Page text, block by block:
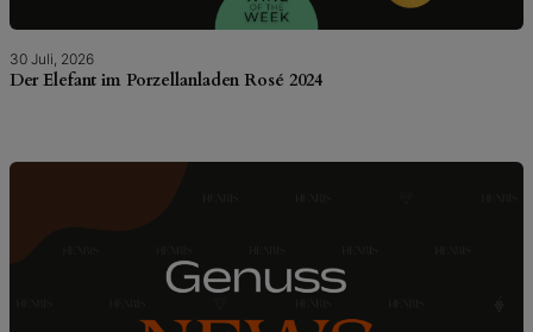
30 Juli, 2026
Der Elefant im Porzellanladen Rosé 2024